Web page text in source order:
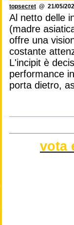
topsecret @ 21/05/
Al netto delle
(madre
offre una
costante
L'incipit è
performance
porta dietro,
vota